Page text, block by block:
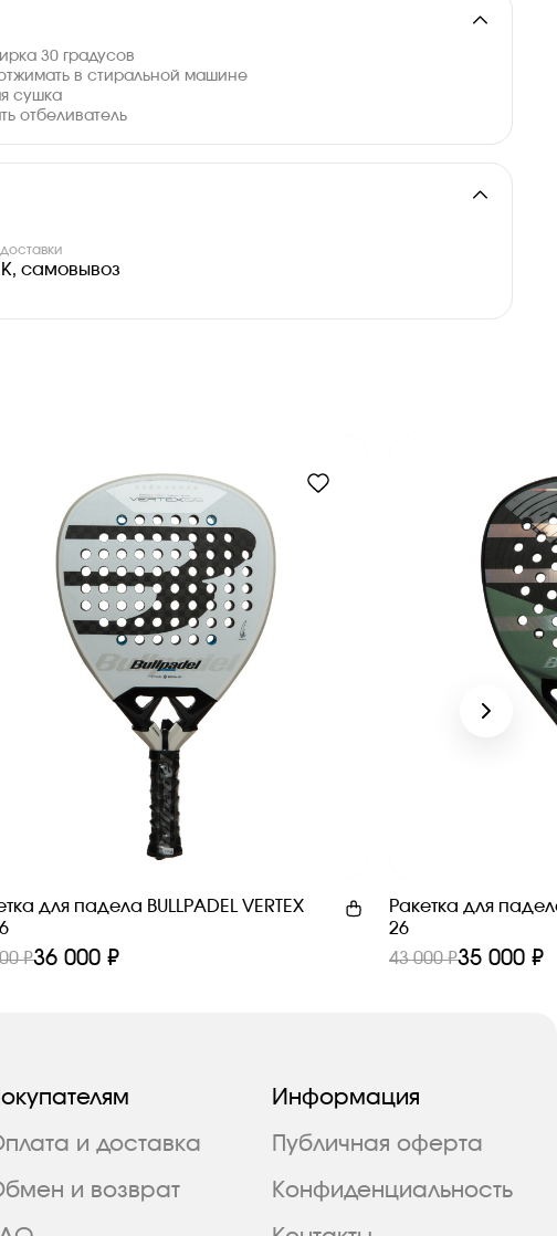
30 градусов
в стиральной машине
сушка
отбеливатель
самовывоз
для падела BULLPADEL VERTEX
₽36 000 ₽
Ракетка для
26
43 000 ₽35 000 ₽
и доставка
и возврат
Информация
Публичная оферта
Конфиденциальность